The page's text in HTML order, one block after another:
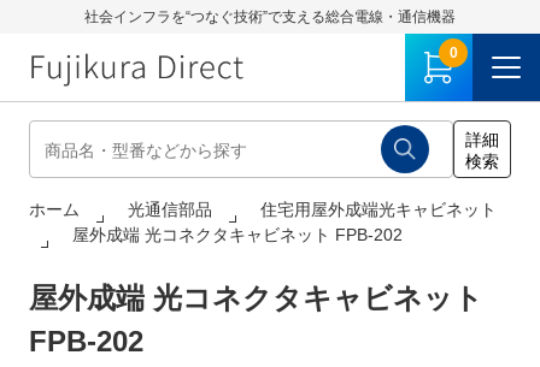
社会インフラを“つなぐ技術”で支える総合電線・通信機器
0
ホーム 光通信部品
住宅用屋外成端光キャビネット
屋外成端 光コネクタキャビネット FPB-202
屋外成端 光コネクタキャビネット
FPB-202